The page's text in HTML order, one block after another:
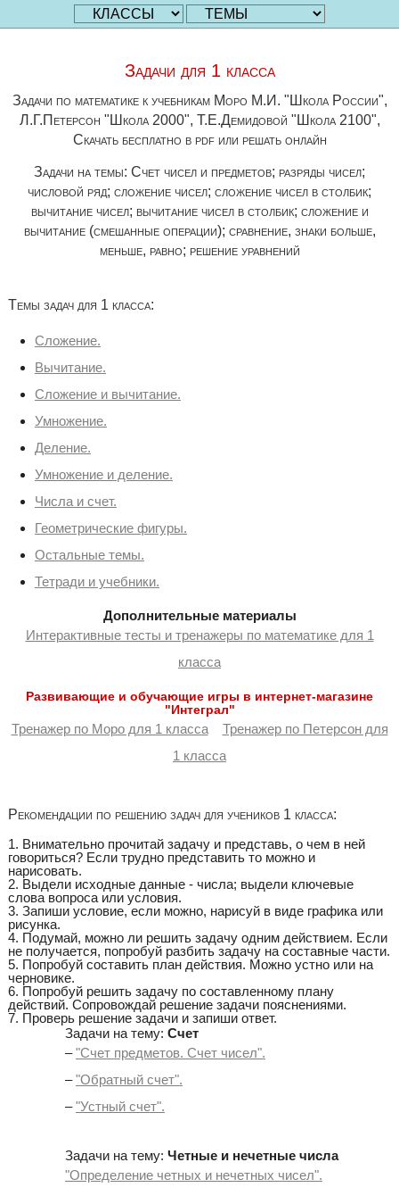
Задачи для 1 класса
Задачи по математике к учебникам Моро М.И. "Школа России",
Л.Г.Петерсон "Школа 2000", Т.Е.Демидовой "Школа 2100",
Скачать бесплатно в pdf или решать онлайн
Задачи на темы: Счет чисел и предметов; разряды чисел;
числовой ряд; сложение чисел; сложение чисел в столбик;
вычитание чисел; вычитание чисел в столбик; сложение и
вычитание (смешанные операции); сравнение, знаки больше,
меньше, равно; решение уравнений
Темы задач для 1 класса:
Сложение.
Вычитание.
Сложение и вычитание.
Умножение.
Деление.
Умножение и деление.
Числа и счет.
Геометрические фигуры.
Остальные темы.
Тетради и учебники.
Дополнительные материалы
Интерактивные тесты и тренажеры по математике для 1
класса
Развивающие и обучающие игры в интернет-магазине
"Интеграл"
Тренажер по Моро для 1 класса
Тренажер по Петерсон для
1 класса
Рекомендации по решению задач для учеников 1 класса:
1. Внимательно прочитай задачу и представь, о чем в ней
говориться? Если трудно представить то можно и
нарисовать.
2. Выдели исходные данные - числа; выдели ключевые
слова вопроса или условия.
3. Запиши условие, если можно, нарисуй в виде графика или
рисунка.
4. Подумай, можно ли решить задачу одним действием. Если
не получается, попробуй разбить задачу на составные части.
5. Попробуй составить план действия. Можно устно или на
черновике.
6. Попробуй решить задачу по составленному плану
действий. Сопровождай решение задачи пояснениями.
7. Проверь решение задачи и запиши ответ.
Задачи на тему: Счет
–"Счет предметов. Счет чисел".
–"Обратный счет".
–"Устный счет".
Задачи на тему: Четные и нечетные числа
"Определение четных и нечетных чисел".